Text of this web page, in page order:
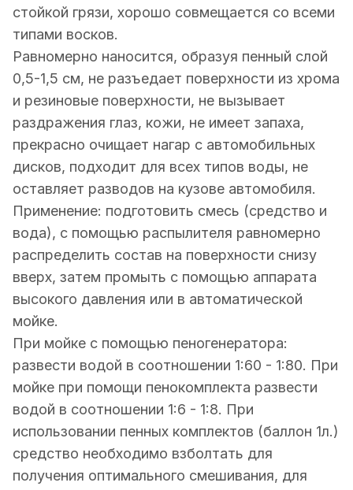
стойкой грязи, хорошо совмещается со всеми
типами восков.
Равномерно наносится, образуя пенный слой
0,5-1,5 см, не разъедает поверхности из хрома
и резиновые поверхности, не вызывает
раздражения глаз, кожи, не имеет запаха,
прекрасно очищает нагар с автомобильных
дисков, подходит для всех типов воды, не
оставляет разводов на кузове автомобиля.
Применение: подготовить смесь (средство и
вода), с помощью распылителя равномерно
распределить состав на поверхности снизу
вверх, затем промыть с помощью аппарата
высокого давления или в автоматической
мойке.
При мойке с помощью пеногенератора:
развести водой в соотношении 1:60 - 1:80. При
мойке при помощи пенокомплекта развести
водой в соотношении 1:6 - 1:8. При
использовании пенных комплектов (баллон 1л.)
средство необходимо взболтать для
получения оптимального смешивания, для